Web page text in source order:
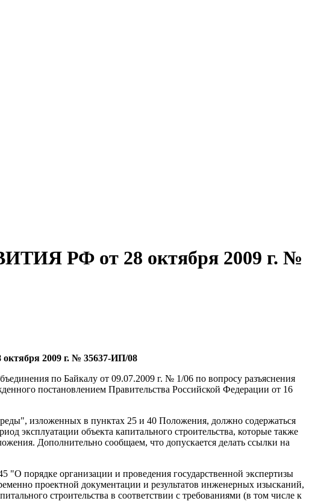
РФ от 28 октября 2009 г. №
2009 г. № 35637-ИП/08
по Байкалу от 09.07.2009 г. № 1/06 по вопросу разъяснения
постановлением Правительства Российской Федерации от 16
изложенных в пунктах 25 и 40 Положения, должно содержаться
эксплуатации объекта капитального строительства, которые также
Дополнительно сообщаем, что допускается делать ссылки на
порядке организации и проведения государственной экспертизы
проектной документации и результатов инженерных изысканий,
строительства в соответствии с требованиями (в том числе к